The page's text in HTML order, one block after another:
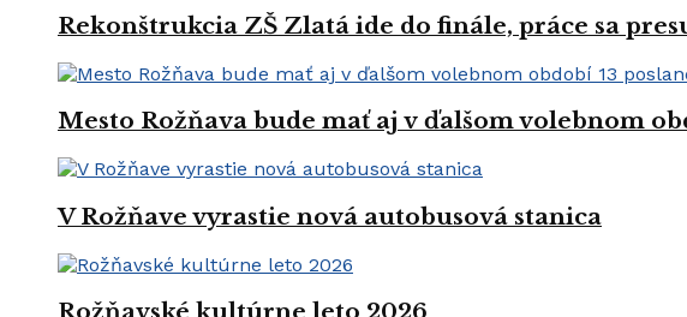
Rekonštrukcia ZŠ Zlatá ide do finále, práce sa
Mesto Rožňava bude mať aj v ďalšom volebnom
V Rožňave vyrastie nová autobusová stanica